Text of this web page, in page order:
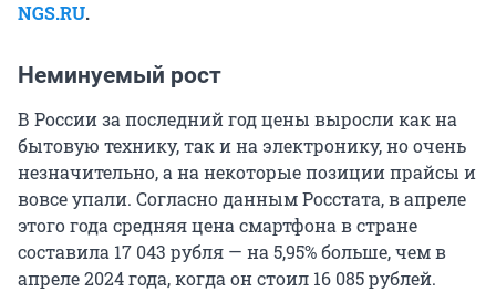
NGS.RU.
Неминуемый рост
В России за последний год цены выросли как на
бытовую технику, так и на электронику, но очень
незначительно, а на некоторые позиции прайсы и
вовсе упали. Согласно данным Росстата, в апреле
этого года средняя цена смартфона в стране
составила 17 043 рубля — на 5,95% больше, чем в
апреле 2024 года, когда он стоил 16 085рублей.